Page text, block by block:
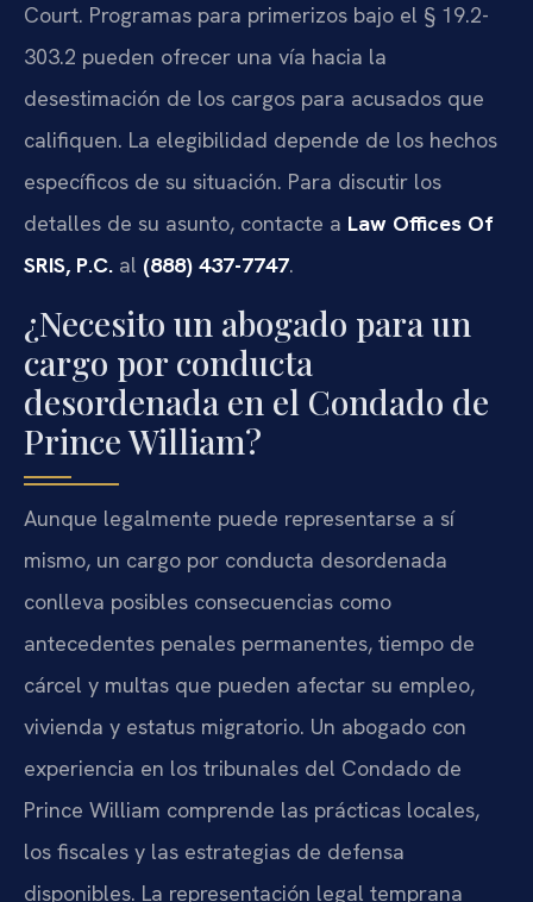
Court. Programas para primerizos bajo el § 19.2-
303.2 pueden ofrecer una vía hacia la
desestimación de los cargos para acusados que
califiquen. La elegibilidad depende de los hechos
específicos de su situación. Para discutir los
detalles de su asunto, contacte a Law Offices Of
SRIS, P.C. al (888) 437-7747.
¿Necesito un abogado para un
cargo por conducta
desordenada en el Condado de
Prince William?
Aunque legalmente puede representarse a sí
mismo, un cargo por conducta desordenada
conlleva posibles consecuencias como
antecedentes penales permanentes, tiempo de
cárcel y multas que pueden afectar su empleo,
vivienda y estatus migratorio. Un abogado con
experiencia en los tribunales del Condado de
Prince William comprende las prácticas locales,
los fiscales y las estrategias de defensa
disponibles. La representación legal temprana